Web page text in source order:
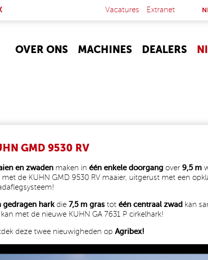
Vacatures Extranet
OVER ONS MACHINES DEALERS
GMD 9530 RV
en zwadenmaken in één enkele doorgangover 9,5 m
met de KUHN GMD 9530 RV maaier, uitgerust met een
gedragen harkdie 7,5 m gras tot één centraal zwad kan
met de nieuwe KUHN GA 7631 P cirkelhark!
deze twee nieuwigheden op Agribex!